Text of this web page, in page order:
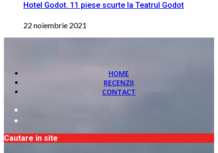
Hotel Godot. 11 piese scurte la Teatrul Godot
22 noiembrie 2021
HOME
RECENZII
CONTACT
Cautare in site